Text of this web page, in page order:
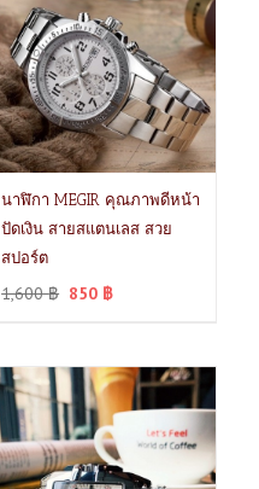
นาฬิกา MEGIR คุณภาพดีหน้า
ปัดเงิน สายสแตนเลส สวย
สปอร์ต
1,600฿ 850 ฿